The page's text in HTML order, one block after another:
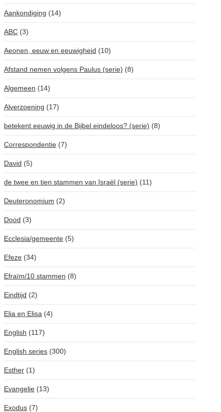
Aankondiging (14)
ABC (3)
Aeonen, eeuw en eeuwigheid (10)
Afstand nemen volgens Paulus (serie) (8)
Algemeen (14)
Alverzoening (17)
betekent eeuwig in de Bijbel eindeloos? (serie) (8)
Correspondentie (7)
David (5)
de twee en tien stammen van Israël (serie) (11)
Deuteronomium (2)
Dood (3)
Ecclesia/gemeente (5)
Efeze (34)
Efraïm/10 stammen (8)
Eindtijd (2)
Elia en Elisa (4)
English (117)
English series (300)
Esther (1)
Evangelie (13)
Exodus (7)